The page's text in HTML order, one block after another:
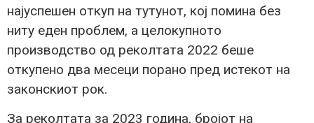
најуспешен откуп на тутунот, кој помина без
ниту еден проблем, а целокупното
производство од реколтата 2022 беше
откупено два месеци порано пред истекот на
законскиот рок.
За реколтата за 2023 година, бројот на